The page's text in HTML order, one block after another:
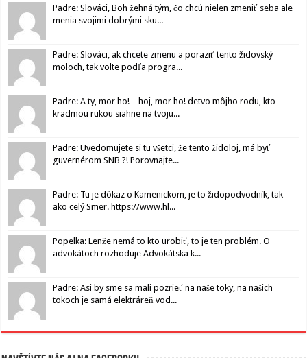
Padre: Slováci, Boh žehná tým, čo chcú nielen zmeniť seba ale
menia svojimi dobrými sku...
Padre: Slováci, ak chcete zmenu a poraziť tento židovský
moloch, tak volte podľa progra...
Padre: A ty, mor ho! – hoj, mor ho! detvo môjho rodu, kto
kradmou rukou siahne na tvoju...
Padre: Uvedomujete si tu všetci, že tento židoloj, má byť
guvernérom SNB ?! Porovnajte...
Padre: Tu je dôkaz o Kamenickom, je to židopodvodník, tak
ako celý Smer. https://www.hl...
Popelka: Lenže nemá to kto urobiť, to je ten problém. O
advokátoch rozhoduje Advokátska k...
Padre: Asi by sme sa mali pozrieť na naše toky, na našich
tokoch je samá elektráreň vod...